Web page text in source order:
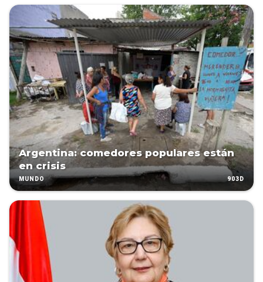
Argentina: comedores populares están
en crisis
MUNDO 903D